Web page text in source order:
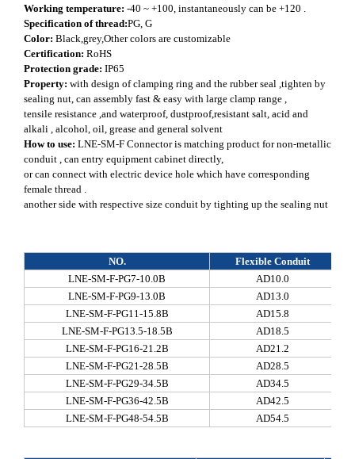
Working temperature: -40 ~ +100, instantaneously can be +120 .
Specification of thread:PG, G
Color: Black,grey,Other colors are customizable
Certification: RoHS
Protection grade: IP65
Property: with design of clamping ring and the rubber seal ,tighten by
sealing nut, can assembly fast & easy with large clamp range ,
tensile resistance ,and waterproof, dustproof,resistant salt, acid and
alkali , alcohol, oil, grease and general solvent
How to use: LNE-SM-F Connector is matching product for non-metallic
conduit , can entry equipment cabinet directly,
or can connect with electric device hole which have corresponding
female thread .
another side with respective size conduit by tighting up the sealing nut
NO. Flexible Conduit
LNE-SM-F-PG7-10.0B
AD10.0
LNE-SM-F-PG9-13.0B
AD13.0
LNE-SM-F-PG11-15.8B
AD15.8
LNE-SM-F-PG13.5-18.5B
AD18.5
LNE-SM-F-PG16-21.2B
AD21.2
LNE-SM-F-PG21-28.5B
AD28.5
LNE-SM-F-PG29-34.5B
AD34.5
LNE-SM-F-PG36-42.5B
AD42.5
LNE-SM-F-PG48-54.5B
AD54.5